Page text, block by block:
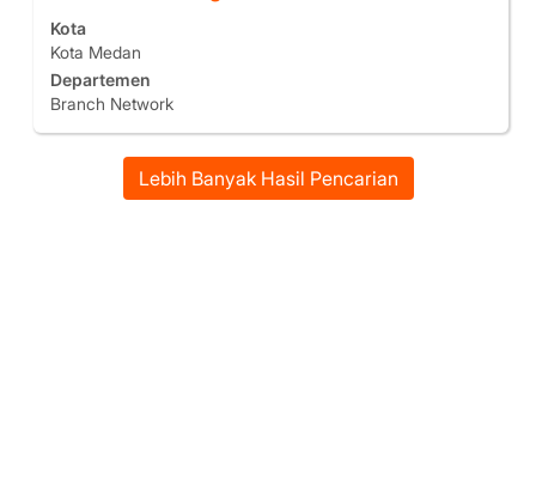
tersebut.
Kota
Kota Medan
Departemen
Branch Network
bilah
spasi
untuk
melihat
konten
pekerjaan
Lebih Banyak Hasil Pencarian